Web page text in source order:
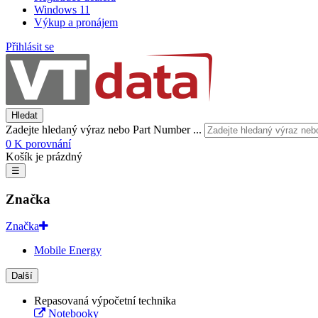
Windows 11
Výkup a pronájem
Přihlásit se
Hledat
Zadejte hledaný výraz nebo Part Number ...
0 K porovnání
Košík je prázdný
☰
Značka
Značka
Mobile Energy
Další
Repasovaná výpočetní technika
Notebooky